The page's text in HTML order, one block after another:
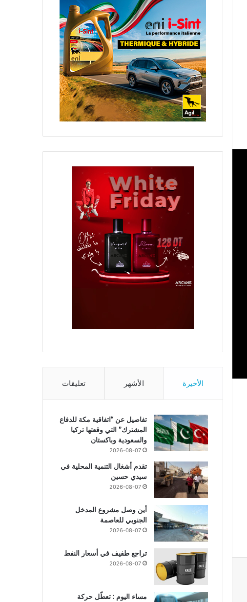
الأخيرة الأشهر تعليقات
تفاصيل عن “اتفاقية مكة للدفاع
المشترك” التي وقعتها تركيا
والسعودية وباكستان
2026-08-07
تقدم أشغال التنمية المحلية في
سيدي حسين
2026-08-07
أين وصل مشروع المدخل
الجنوبي للعاصمة
2026-08-07
تراجع طفيف في أسعار النفط
2026-08-07
مساء اليوم : تعطّل حركة